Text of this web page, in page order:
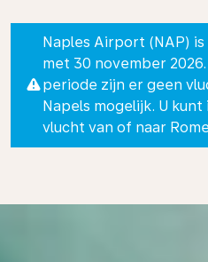
Naples Airport (NAP)
met 30 november
periode zijn er geen
Napels mogelijk. U
vlucht van of naar